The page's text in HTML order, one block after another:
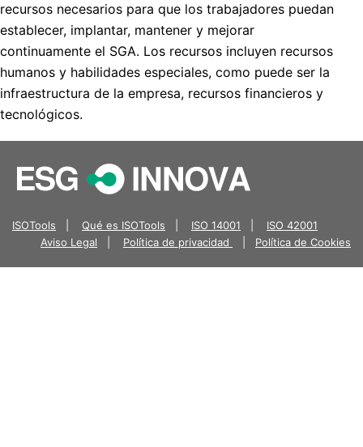
Buscar Enviar
recursos necesarios para que los trabajadores puedan
establecer, implantar, mantener y mejorar
continuamente el SGA. Los recursos incluyen recursos
humanos y habilidades especiales, como puede ser la
infraestructura de la empresa, recursos financieros y
tecnológicos.
ISOTools Qué es ISOTools ISO 14001
ISO 42001
Aviso Legal
Política de privacidad Política de Cookies